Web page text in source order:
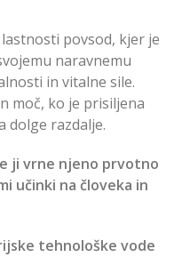
povsod, kjer je
naravnemu
in vitalne sile.
moč, ko je prisiljena
dolge razdalje.
ji vrne njeno prvotno
učinki na človeka in
tehnološke vode